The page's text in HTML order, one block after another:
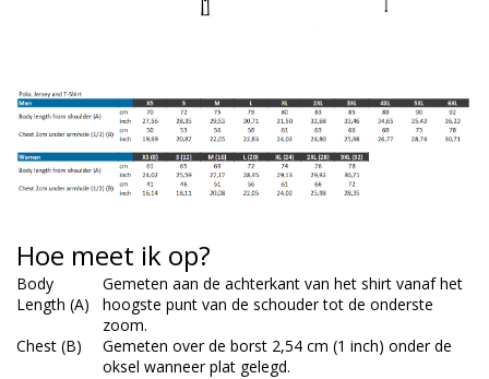
Hoe meet ik op?
Body
Length (A)
Gemeten aan de achterkant van het shirt vanaf het
hoogste punt van de schouder tot de onderste
zoom.
Chest (B)
Gemeten over de borst 2,54 cm (1 inch) onder de
oksel wanneer plat gelegd.